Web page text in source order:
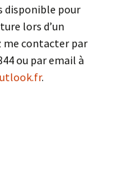
disponible pour
lors d’un
me contacter par
ou par email à
.